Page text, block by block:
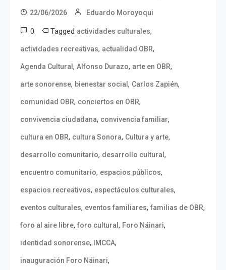
22/06/2026 Eduardo Moroyoqui
0 Tagged actividades culturales,
actividades recreativas, actualidad OBR,
Agenda Cultural, Alfonso Durazo, arte en OBR,
arte sonorense, bienestar social, Carlos Zapién,
comunidad OBR, conciertos en OBR,
convivencia ciudadana, convivencia familiar,
cultura en OBR, cultura Sonora, Cultura y arte,
desarrollo comunitario, desarrollo cultural,
encuentro comunitario, espacios públicos,
espacios recreativos, espectáculos culturales,
eventos culturales, eventos familiares, familias de OBR,
foro al aire libre, foro cultural, Foro Náinari,
identidad sonorense, IMCCA,
inauguración Foro Náinari,